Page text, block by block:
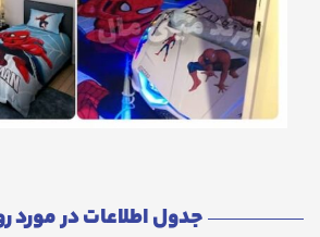
جدول اطلاعات در مورد